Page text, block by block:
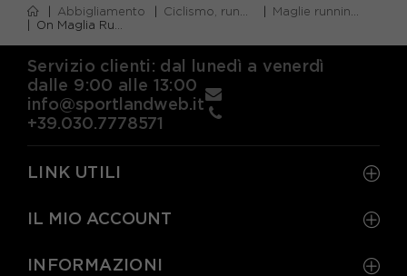
Abbigliamento Ciclismo, running e piscina
Maglie running m/lunga
On Maglia Running Performance Long-T Nero Uomo
Servizio clienti: dal lunedì a venerdì
dalle 9:00 alle 13:00
info@sportlandweb.it
+39.030.7778571
LINK UTILI
IL MIO ACCOUNT
INFORMAZIONI